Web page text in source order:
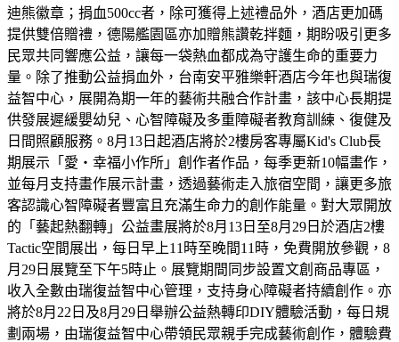
迪熊徽章；捐血500cc者，除可獲得上述禮品外，酒店更加碼
提供雙倍贈禮，德陽艦園區亦加贈熊讚乾拌麵，期盼吸引更多
民眾共同響應公益，讓每一袋熱血都成為守護生命的重要力
量。除了推動公益捐血外，台南安平雅樂軒酒店今年也與瑞復
益智中心，展開為期一年的藝術共融合作計畫，該中心長期提
供發展遲緩嬰幼兒、心智障礙及多重障礙者教育訓練、復健及
日間照顧服務。8月13日起酒店將於2樓房客專屬Kid's Club長
期展示「愛・幸福小作所」創作者作品，每季更新10幅畫作，
並每月支持畫作展示計畫，透過藝術走入旅宿空間，讓更多旅
客認識心智障礙者豐富且充滿生命力的創作能量。對大眾開放
的「藝起熱翻轉」公益畫展將於8月13日至8月29日於酒店2樓
Tactic空間展出，每日早上11時至晚間11時，免費開放參觀，8
月29日展覽至下午5時止。展覽期間同步設置文創商品專區，
收入全數由瑞復益智中心管理，支持身心障礙者持續創作。亦
將於8月22日及8月29日舉辦公益熱轉印DIY體驗活動，每日規
劃兩場，由瑞復益智中心帶領民眾親手完成藝術創作，體驗費